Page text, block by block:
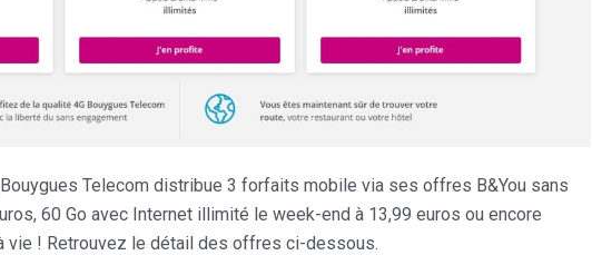
Telecom distribue 3 forfaits mobile via ses offres B&You sans
60 Go avec Internet illimité le week-end à 13,99 euros ou encore
vie ! Retrouvez le détail des offres ci-dessous.